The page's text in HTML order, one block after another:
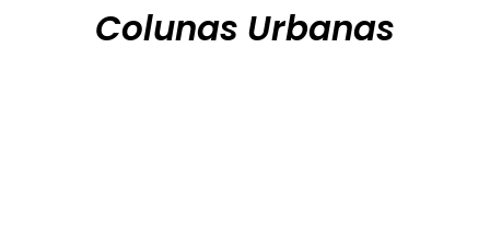
Colunas Urbanas